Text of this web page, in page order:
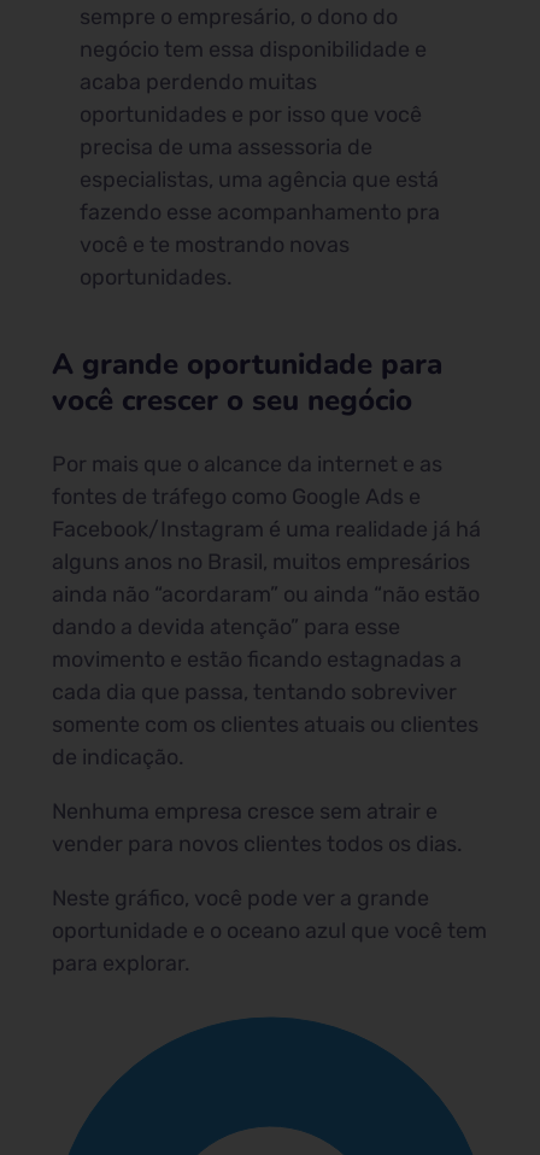
sempre o empresário, o dono do
negócio tem essa disponibilidade e
acaba perdendo muitas
oportunidades e por isso que você
precisa de uma assessoria de
especialistas, uma agência que está
fazendo esse acompanhamento pra
você e te mostrando novas
oportunidades.
A grande oportunidade para
você crescer o seu negócio
Por mais que o alcance da internet e as
fontes de tráfego como Google Ads e
Facebook/Instagram é uma realidade já há
alguns anos no Brasil, muitos empresários
ainda não “acordaram” ou ainda “não estão
dando a devida atenção” para esse
movimento e estão ficando estagnadas a
cada dia que passa, tentando sobreviver
somente com os clientes atuais ou clientes
de indicação.
Nenhuma empresa cresce sem atrair e
vender para novos clientes todos os dias.
Neste gráfico, você pode ver a grande
oportunidade e o oceano azul que você tem
para explorar.